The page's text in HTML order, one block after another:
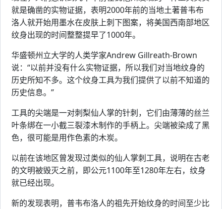
就是确凿的实物证据，表明2000年前的当地土著普韦布
洛人就开始用墨水在皮肤上刺下图案，将美国西南部地区
纹身出现的时间整整提早了1000年。
华盛顿州立大学的人类学家Andrew Gillreath‑Brown
说：“以前并没有什么实物证据，所以我们对当地纹身的
历史所知不多。这个纹身工具为我们提供了以前不知道的
历史信息。”
工具的尖端是一对刺梨仙人掌的针刺，它们由薄薄的丝兰
叶条绑在一小截三裂漆木制作的手柄上。尖端被染成了黑
色，很可能是用作色素的木炭。
以前在该地区曾发现过类似的仙人掌刺工具，说明在古老
的文明被毁灭之前，即公元1100年至1280年左右，纹身
就已经出现。
新的发现表明，普韦布洛人的祖先开始纹身的时间至少比